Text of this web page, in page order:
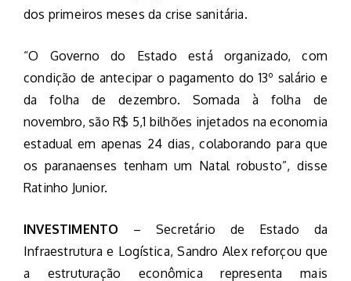
dos primeiros meses da crise sanitária.
“O Governo do Estado está organizado, com
condição de antecipar o pagamento do 13º salário e
da folha de dezembro. Somada à folha de
novembro, são R$ 5,1 bilhões injetados na economia
estadual em apenas 24 dias, colaborando para que
os paranaenses tenham um Natal robusto”, disse
Ratinho Junior.
INVESTIMENTO – Secretário de Estado da
Infraestrutura e Logística, Sandro Alex reforçou que
a estruturação econômica representa mais